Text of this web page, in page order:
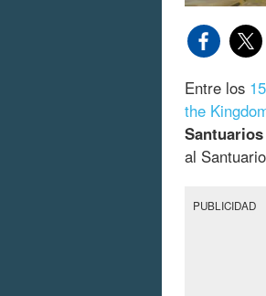
Entre los
the
Santuarios
al
PUBLICIDAD